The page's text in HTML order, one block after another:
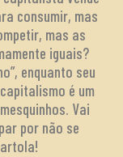
consumir, mas
mas as
iguais?
enquanto seu
é um
Vai
por não se